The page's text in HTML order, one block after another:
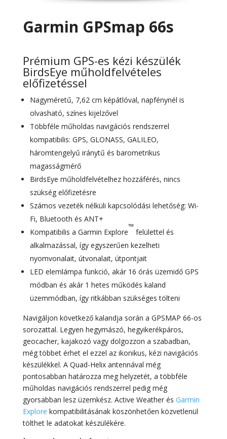
Garmin GPSmap 66s
Prémium GPS-es kézi készülék
BirdsEye műholdfelvételes
előfizetéssel
Nagyméretű, 7,62 cm képátlóval, napfénynél is
olvasható, színes kijelzővel
Többféle műholdas navigációs rendszerrel
kompatibilis: GPS, GLONASS, GALILEO,
háromtengelyű iránytű és barometrikus
magasságmérő
BirdsEye műholdfelvételhez hozzáférés, nincs
szükség előfizetésre
Számos vezeték nélküli kapcsolódási lehetőség: Wi-
Fi, Bluetooth és ANT+
Kompatibilis a Garmin Explore
™
felülettel és
alkalmazással, így egyszerűen kezelheti
nyomvonalait, útvonalait, útpontjait
LED elemlámpa funkció, akár 16 órás üzemidő GPS
módban és akár 1 hetes működés kaland
üzemmódban, így ritkábban szükséges tölteni
Navigáljon következő kalandja során a GPSMAP 66-os
sorozattal. Legyen hegymászó, hegyikerékpáros,
geocacher, kajakozó vagy dolgozzon a szabadban,
még többet érhet el ezzel az ikonikus, kézi navigációs
készülékkel. A Quad-Helix antennával még
pontosabban határozza meg helyzetét, a többféle
műholdas navigációs rendszerrel pedig még
gyorsabban lesz üzemkész. Active Weather és Garmin
Explore kompatibilitásának köszönhetően közvetlenül
tölthet le adatokat készülékére.